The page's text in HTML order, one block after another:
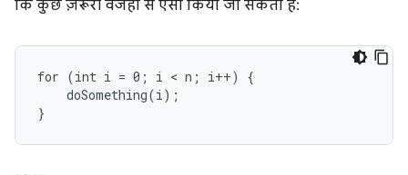
कि कुछ ज़रूरी वजहों से ऐसा किया जा सकता है:
for (int i = 0; i < n; i++) {
    doSomething(i);
}